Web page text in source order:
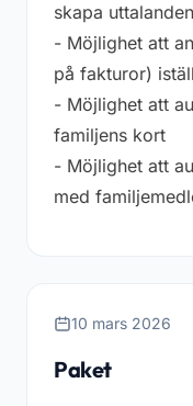
skapa
- Möjlighet att
på fakturor)
- Möjlighet att
familjens kort
- Möjlighet att
med
10 mars 2026
Paket